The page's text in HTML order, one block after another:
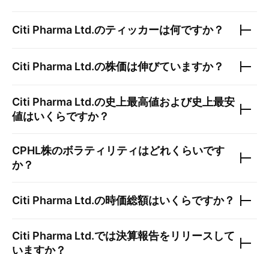
Citi Pharma Ltd.のティッカーは何ですか？
Citi Pharma Ltd.の株価は伸びていますか？
Citi Pharma Ltd.の史上最高値および史上最安
値はいくらですか？
CPHL株のボラティリティはどれくらいです
か？
Citi Pharma Ltd.の時価総額はいくらですか？
Citi Pharma Ltd.では決算報告をリリースして
いますか？